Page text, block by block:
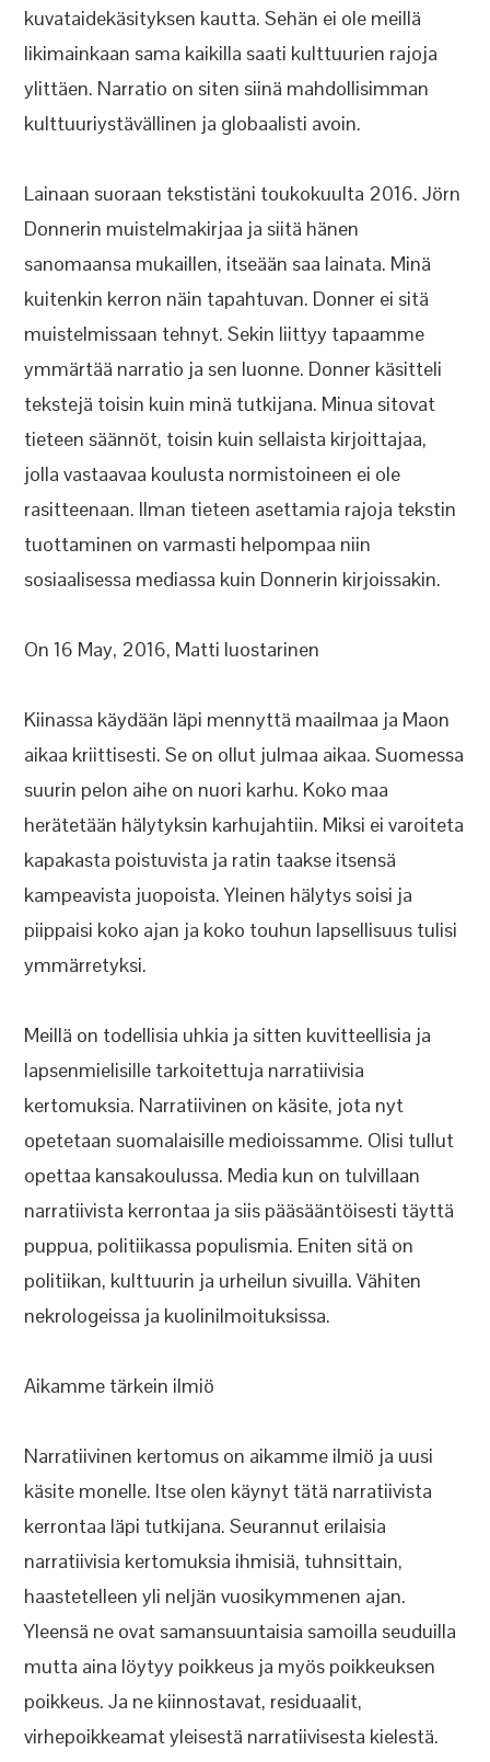
kuvataidekäsityksen kautta. Sehän ei ole meillä
likimainkaan sama kaikilla saati kulttuurien rajoja
ylittäen. Narratio on siten siinä mahdollisimman
kulttuuriystävällinen ja globaalisti avoin.
Lainaan suoraan tekstistäni toukokuulta 2016. Jörn
Donnerin muistelmakirjaa ja siitä hänen
sanomaansa mukaillen, itseään saa lainata. Minä
kuitenkin kerron näin tapahtuvan. Donner ei sitä
muistelmissaan tehnyt. Sekin liittyy tapaamme
ymmärtää narratio ja sen luonne. Donner käsitteli
tekstejä toisin kuin minä tutkijana. Minua sitovat
tieteen säännöt, toisin kuin sellaista kirjoittajaa,
jolla vastaavaa koulusta normistoineen ei ole
rasitteenaan. Ilman tieteen asettamia rajoja tekstin
tuottaminen on varmasti helpompaa niin
sosiaalisessa mediassa kuin Donnerin kirjoissakin.
On 16 May, 2016, Matti luostarinen
Kiinassa käydään läpi mennyttä maailmaa ja Maon
aikaa kriittisesti. Se on ollut julmaa aikaa. Suomessa
suurin pelon aihe on nuori karhu. Koko maa
herätetään hälytyksin karhujahtiin. Miksi ei varoiteta
kapakasta poistuvista ja ratin taakse itsensä
kampeavista juopoista. Yleinen hälytys soisi ja
piippaisi koko ajan ja koko touhun lapsellisuus tulisi
ymmärretyksi.
Meillä on todellisia uhkia ja sitten kuvitteellisia ja
lapsenmielisille tarkoitettuja narratiivisia
kertomuksia. Narratiivinen on käsite, jota nyt
opetetaan suomalaisille medioissamme. Olisi tullut
opettaa kansakoulussa. Media kun on tulvillaan
narratiivista kerrontaa ja siis pääsääntöisesti täyttä
puppua, politiikassa populismia. Eniten sitä on
politiikan, kulttuurin ja urheilun sivuilla. Vähiten
nekrologeissa ja kuolinilmoituksissa.
Aikamme tärkein ilmiö
Narratiivinen kertomus on aikamme ilmiö ja uusi
käsite monelle. Itse olen käynyt tätä narratiivista
kerrontaa läpi tutkijana. Seurannut erilaisia
narratiivisia kertomuksia ihmisiä, tuhnsittain,
haastetelleen yli neljän vuosikymmenen ajan.
Yleensä ne ovat samansuuntaisia samoilla seuduilla
mutta aina löytyy poikkeus ja myös poikkeuksen
poikkeus. Ja ne kiinnostavat, residuaalit,
virhepoikkeamat yleisestä narratiivisesta kielestä.